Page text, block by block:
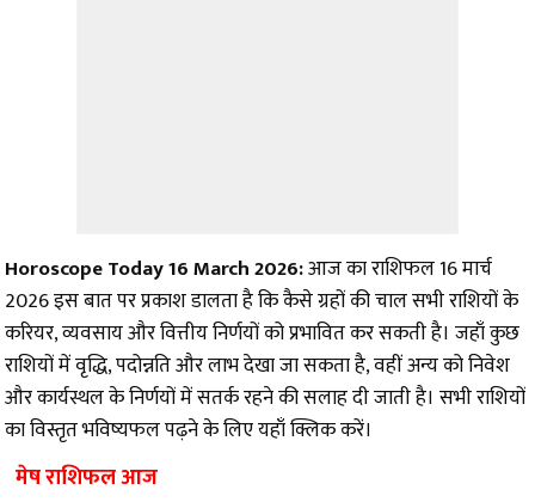
Horoscope Today 16 March 2026:आज का राशिफल 16 मार्च
2026 इस बात पर प्रकाश डालता है कि कैसे ग्रहों की चाल सभी राशियों के
करियर, व्यवसाय और वित्तीय निर्णयों को प्रभावित कर सकती है। जहाँ कुछ
राशियों में वृद्धि, पदोन्नति और लाभ देखा जा सकता है, वहीं अन्य को निवेश
और कार्यस्थल के निर्णयों में सतर्क रहने की सलाह दी जाती है। सभी राशियों
का विस्तृत भविष्यफल पढ़ने के लिएयहाँ क्लिक करें।
मेष राशिफल आज